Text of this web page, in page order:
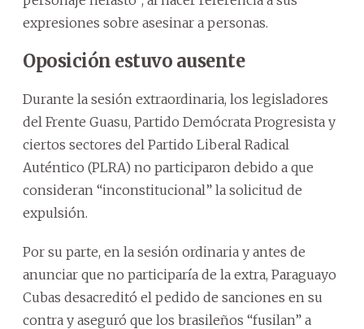
expresiones sobre asesinar a personas.
Oposición estuvo ausente
Durante la sesión extraordinaria, los legisladores
del Frente Guasu, Partido Demócrata Progresista y
ciertos sectores del Partido Liberal Radical
Auténtico (PLRA) no participaron debido a que
consideran “inconstitucional” la solicitud de
expulsión.
Por su parte, en la sesión ordinaria y antes de
anunciar que no participaría de la extra, Paraguayo
Cubas desacreditó el pedido de sanciones en su
contra y aseguró que los brasileños “fusilan” a